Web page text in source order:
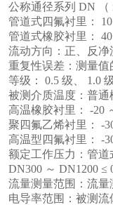
公称通径系列 DN （
管道式四氟衬里： 10
管道式橡胶衬里： 40
流动方向：正、反净
重复性误差：测量值
等级： 0.5 级、 1.0
被测介质温度：普
高温橡胶衬里： -20
聚四氟乙烯衬里： -
高温型四氟衬里： -
额定工作压力：管道
DN300 ～ DN1200 ≤
流量测量范围：流量
电导率范围：被测流